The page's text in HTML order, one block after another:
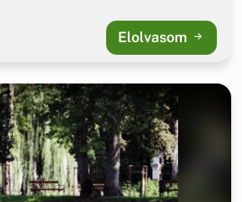
Elolvasom